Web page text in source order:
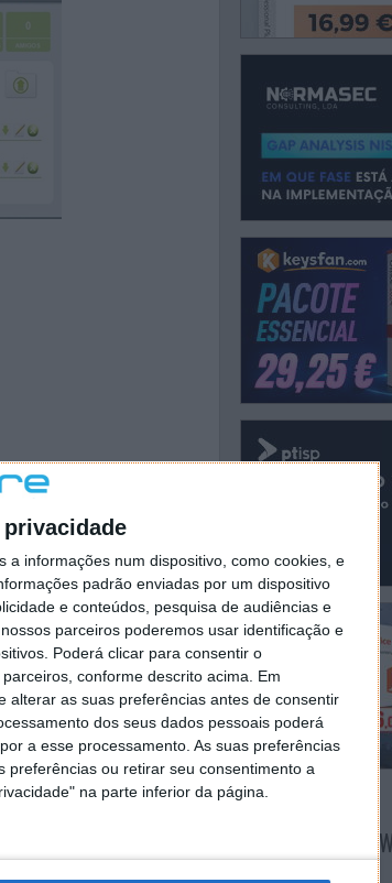
a informações num dispositivo, como cookies, e
padrão enviadas por um dispositivo
e conteúdos, pesquisa de audiências e
parceiros poderemos usar identificação e
Poderá clicar para consentir o
conforme descrito acima. Em
alterar as suas preferências antes de consentir
dos seus dados pessoais poderá
a esse processamento. As suas preferências
preferências ou retirar seu consentimento a
na parte inferior da página.
uma vez
sociais. Gostei
tem
artigo), e o melhor
usufruir deste
NEWSLETTER